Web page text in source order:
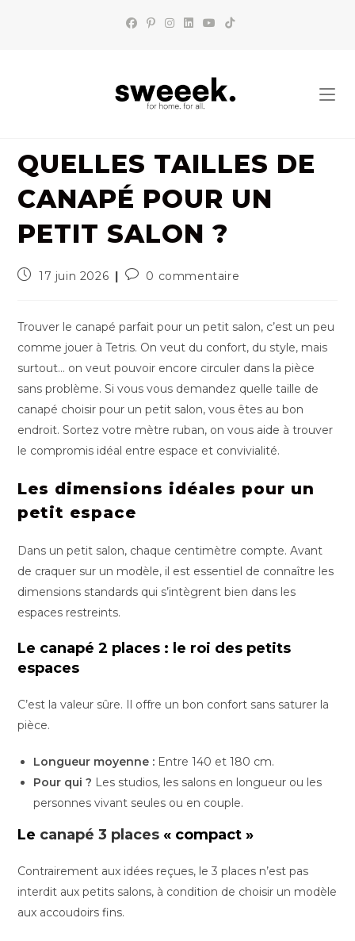
QUELLES TAILLES DE
CANAPÉ POUR UN
PETIT SALON ?
Publication
17 juin 2026
Commentaires
publication :
0 commentaire
Trouver le canapé parfait pour un petit salon, c’est un peu
comme jouer à Tetris. On veut du confort, du style, mais
surtout… on veut pouvoir encore circuler dans la pièce
sans problème. Si vous vous demandez quelle taille de
canapé choisir pour un petit salon, vous êtes au bon
endroit. Sortez votre mètre ruban, on vous aide à trouver
le compromis idéal entre espace et convivialité.
Les dimensions idéales pour un
petit espace
Dans un petit salon, chaque centimètre compte. Avant
de craquer sur un modèle, il est essentiel de connaître les
dimensions standards qui s’intègrent bien dans les
espaces restreints.
Le canapé 2 places : le roi des petits
espaces
C’est la valeur sûre. Il offre un bon confort sans saturer la
pièce.
Longueur moyenne : Entre 140 et 180 cm.
Pour qui ? Les studios, les salons en longueur ou les
personnes vivant seules ou en couple.
Le canapé 3 places « compact »
Contrairement aux idées reçues, le 3 places n’est pas
interdit aux petits salons, à condition de choisir un modèle
aux accoudoirs fins.